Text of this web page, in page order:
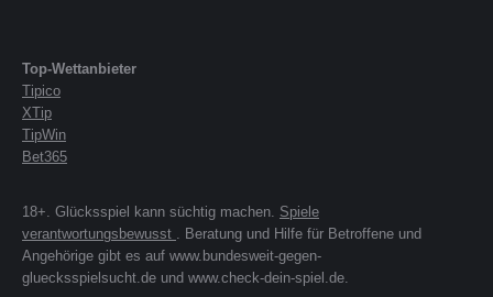
Top-Wettanbieter
Tipico
XTip
TipWin
Bet365
18+. Glücksspiel kann süchtig machen. Spiele
verantwortungsbewusst . Beratung und Hilfe für Betroffene und
Angehörige gibt es auf www.bundesweit-gegen-
gluecksspielsucht.de und www.check-dein-spiel.de.